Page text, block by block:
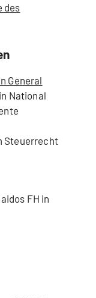
des
General
National
Steuerrecht
FH in